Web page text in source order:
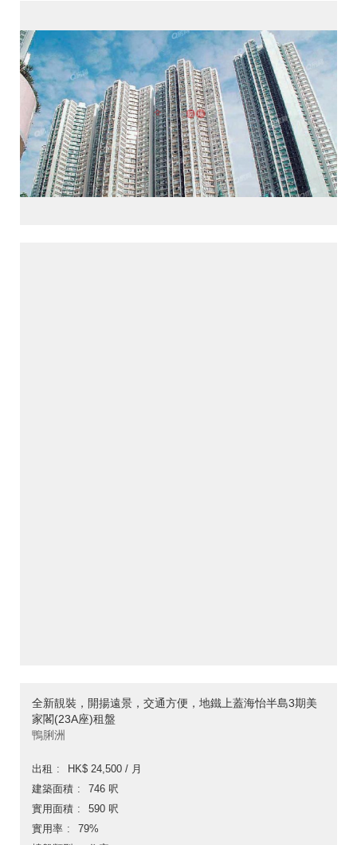
全新靚裝，開揚遠景，交通方便，地鐵上蓋海怡半島3期美
家閣(23A座)租盤
鴨脷洲
出租
HK$ 24,500 / 月
建築面積
746 呎
實用面積
590 呎
實用率
79%